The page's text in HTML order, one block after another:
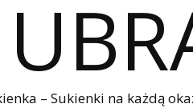
– Sukienki na każdą